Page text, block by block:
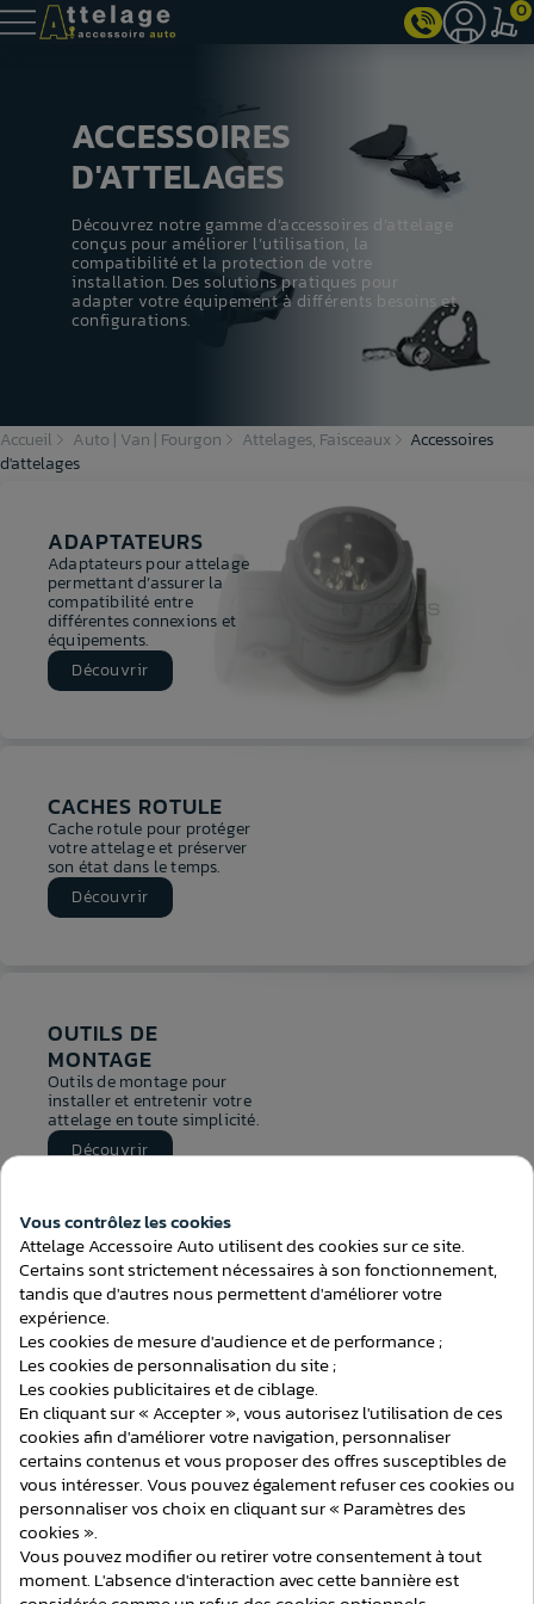
0
ACCESSOIRES
D'ATTELAGES
Découvrez notre gamme d’accessoires d’attelage
conçus pour améliorer l’utilisation, la
compatibilité et la protection de votre
installation. Des solutions pratiques pour
adapter votre équipement à différents besoins et
configurations.
Accueil Auto | Van | Fourgon Attelages, Faisceaux
Accessoires
d'attelages
ADAPTATEURS
Adaptateurs pour attelage
permettant d’assurer la
compatibilité entre
différentes connexions et
équipements.
Découvrir
CACHES ROTULE
Cache rotule pour protéger
votre attelage et préserver
son état dans le temps.
Découvrir
OUTILS DE
MONTAGE
Outils de montage pour
installer et entretenir votre
attelage en toute simplicité.
Découvrir
ACCESSOIRES D’ATTELAGE : COMPLÉTER ET
OPTIMISER VOTRE INSTALLATION
Les accessoires d’attelage regroupent l’ensemble des éléments
complémentaires permettant d’améliorer l’utilisation et la
compatibilité de votre installation. Ils interviennent en complément
de l’attelage principal afin d’en faciliter l’usage, d’en optimiser les
performances ou d’en prolonger la durée de vie.
Ces accessoires jouent un rôle essentiel dans le bon
fonctionnement global de votre équipement. Ils permettent
d’adapter votre installation à différentes configurations, de
protéger certains éléments sensibles ou encore de simplifier les
opérations de montage et d’utilisation.
Voir plus
Vous contrôlez les cookies
Attelage Accessoire Auto utilisent des cookies sur ce site.
Certains sont strictement nécessaires à son fonctionnement,
tandis que d'autres nous permettent d'améliorer votre
expérience.
Les cookies de mesure d'audience et de performance ;
Les cookies de personnalisation du site ;
Les cookies publicitaires et de ciblage.
En cliquant sur « Accepter », vous autorisez l'utilisation de ces
cookies afin d'améliorer votre navigation, personnaliser
certains contenus et vous proposer des offres susceptibles de
vous intéresser. Vous pouvez également refuser ces cookies ou
personnaliser vos choix en cliquant sur « Paramètres des
cookies ».
Vous pouvez modifier ou retirer votre consentement à tout
moment. L'absence d'interaction avec cette bannière est
Consentement aux cookies